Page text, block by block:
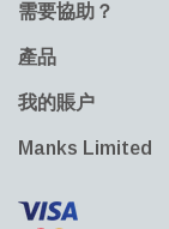
需要協助？
產品
我的賬户
Manks Limited